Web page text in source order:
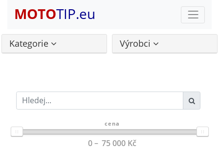
MOTOTIP.eu
Kategorie Výrobci
cena
0 75 000 Kč